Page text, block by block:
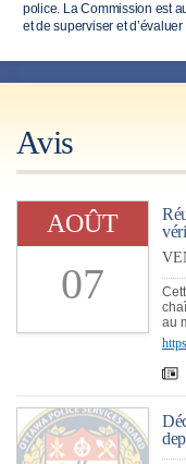
police. La Commission est
et de superviser et
moins une fois tous les
Avis
AOÛT
07
au